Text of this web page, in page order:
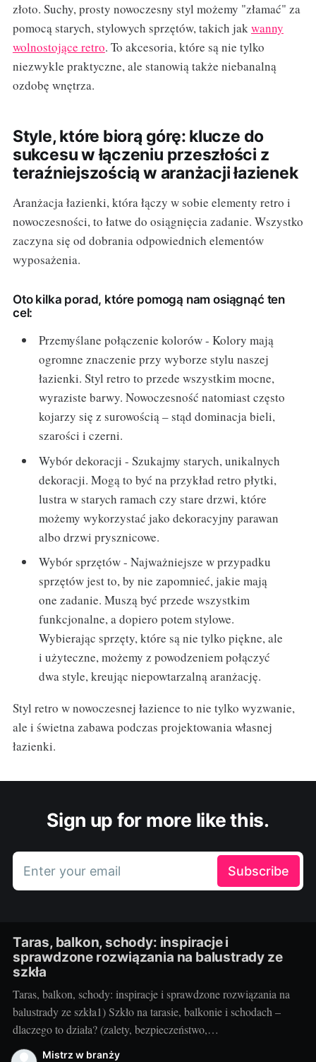
złoto. Suchy, prosty nowoczesny styl możemy "złamać" za
pomocą starych, stylowych sprzętów, takich jakwanny
wolnostojące retro. To akcesoria, które są nie tylko
niezwykle praktyczne, ale stanowią także niebanalną
ozdobę wnętrza.
Style, które biorą górę: klucze do
sukcesu w łączeniu przeszłości z
teraźniejszością w aranżacji łazienek
Aranżacja łazienki, która łączy w sobie elementy retro i
nowoczesności, to łatwe do osiągnięcia zadanie. Wszystko
zaczyna się od dobrania odpowiednich elementów
wyposażenia.
Oto kilka porad, które pomogą nam osiągnąć ten
cel:
Przemyślane połączenie kolorów - Kolory mają
ogromne znaczenie przy wyborze stylu naszej
łazienki. Styl retro to przede wszystkim mocne,
wyraziste barwy. Nowoczesność natomiast często
kojarzy się z surowością – stąd dominacja bieli,
szarości i czerni.
Wybór dekoracji - Szukajmy starych, unikalnych
dekoracji. Mogą to być na przykład retro płytki,
lustra w starych ramach czy stare drzwi, które
możemy wykorzystać jako dekoracyjny parawan
albo drzwi prysznicowe.
Wybór sprzętów - Najważniejsze w przypadku
sprzętów jest to, by nie zapomnieć, jakie mają
one zadanie. Muszą być przede wszystkim
funkcjonalne, a dopiero potem stylowe.
Wybierając sprzęty, które są nie tylko piękne, ale
i użyteczne, możemy z powodzeniem połączyć
dwa style, kreując niepowtarzalną aranżację.
Styl retro w nowoczesnej łazience to nie tylko wyzwanie,
ale i świetna zabawa podczas projektowania własnej
łazienki.
Sign up for more like this.
Enter your email Subscribe
Taras, balkon, schody: inspiracje i
sprawdzone rozwiązania na balustrady ze
szkła
Taras, balkon, schody: inspiracje i sprawdzone rozwiązania na
balustrady ze szkła1) Szkło na tarasie, balkonie i schodach –
dlaczego to działa? (zalety, bezpieczeństwo,
inspiracje)Balustrady szklane to przepis na lekką, jasną i
Mistrz w branży